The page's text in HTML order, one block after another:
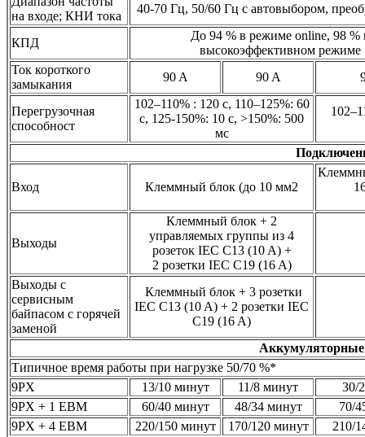
на входе; КНИ тока
40-70 Гц, 50/60 Гц с автовыбором,
КПД
До 94 % в режиме online, 98 %
высокоэффективном режиме
Ток короткого
замыкания
90 A 90 A
Перегрузочная
способност
102–110% : 120 с, 110–125%: 60
с, 125-150%: 10 с, >150%: 500
мс
Вход Клеммный блок (до 10 мм2
Выходы
Клеммный блок + 2
управляемых группы из 4
розеток IEC C13 (10 A) +
2 розетки IEC C19 (16 A)
Выходы с
сервисным
байпасом с горячей
заменой
Клеммный блок + 3 розетки
IEC C13 (10 A) + 2 розетки IEC
C19 (16 A)
Аккумуляторные
Типичное время работы при нагрузке 50/70 %*
9PX
13/10 минут 11/8 минут
30/
9PX + 1 EBM
60/40 минут 48/34 минут
70/
9PX + 4 EBM
220/150 минут 170/120 минут
210/